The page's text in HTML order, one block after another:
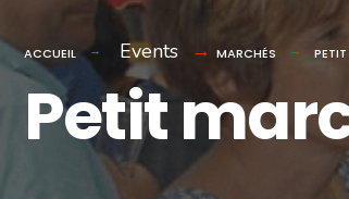
ACCUEIL Events MARCHÉS
Petit